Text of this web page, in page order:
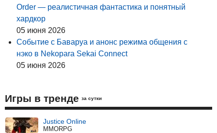
Order — реалистичная фантастика и понятный
хардкор
05 июня 2026
Событие с Баваруа и анонс режима общения с
нэко в Nekopara Sekai Connect
05 июня 2026
Игры в тренде за сутки
Justice Online
MMORPG